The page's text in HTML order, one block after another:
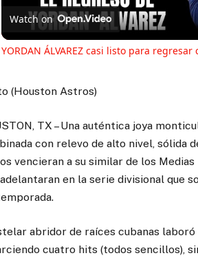
Watch on
YORDAN ÁLVAREZ casi listo para regresar
(Houston Astros)
TX – Una auténtica joya
con relevo de alto nivel, sólida
vencieran a su similar de los
en la serie divisional que
abridor de raíces cubanas
cuatro hits (todos sencillos),